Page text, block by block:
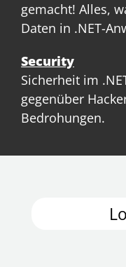
gemacht! Alles,
Daten in .NET-
Security
Sicherheit im
gegenüber
Bedrohungen.